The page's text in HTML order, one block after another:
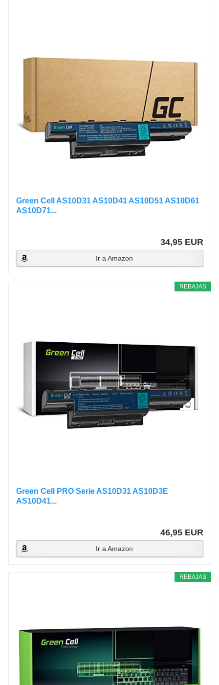
Green Cell AS10D31 AS10D41 AS10D51 AS10D61
AS10D71...
34,95 EUR
Ir a Amazon
REBAJAS
Green Cell PRO Serie AS10D31 AS10D3E
AS10D41...
46,95 EUR
Ir a Amazon
REBAJAS